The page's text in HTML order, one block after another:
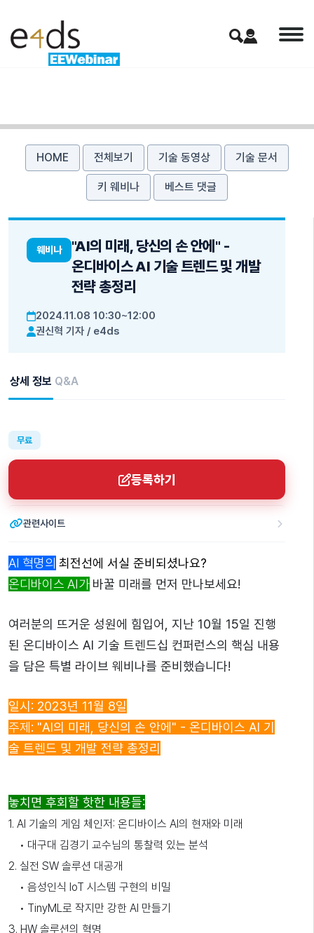
HOME 전체보기 기술 동영상 기술 문서
키 웨비나 베스트 댓글
웨비나
"AI의 미래, 당신의 손 안에" -
온디바이스 AI 기술 트렌드 및 개발
전략 총정리
2024.11.08 10:30~12:00
권신혁 기자 / e4ds
상세 정보 Q&A
무료
등록하기
관련사이트
AI 혁명의 최전선에 서실 준비되셨나요?
온디바이스 AI가 바꿀 미래를 먼저 만나보세요!
여러분의 뜨거운 성원에 힘입어, 지난 10월 15일 진행
된 온디바이스 AI 기술 트렌드십 컨퍼런스의 핵심 내용
을 담은 특별 라이브 웨비나를 준비했습니다!
일시: 2023년 11월 8일
주제 : "AI의 미래, 당신의 손 안에" - 온디바이스 AI 기
술 트렌드 및 개발 전략 총정리
놓치면 후회할 핫한 내용들:
1. AI 기술의 게임 체인저: 온디바이스 AI의 현재와 미래
• 대구대 김경기 교수님의 통찰력 있는 분석
2. 실전 SW 솔루션 대공개
• 음성인식 IoT 시스템 구현의 비밀
• TinyML로 작지만 강한 AI 만들기
3. HW 솔루션의 혁명